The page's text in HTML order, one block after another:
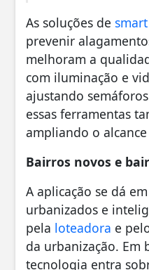
As soluções de
prevenir
melhoram a
com iluminação e
ajustando
essas ferramentas
ampliando o
Bairros novos e
A aplicação se dá
urbanizados e
pela loteadora e
da urbanização.
tecnologia entra